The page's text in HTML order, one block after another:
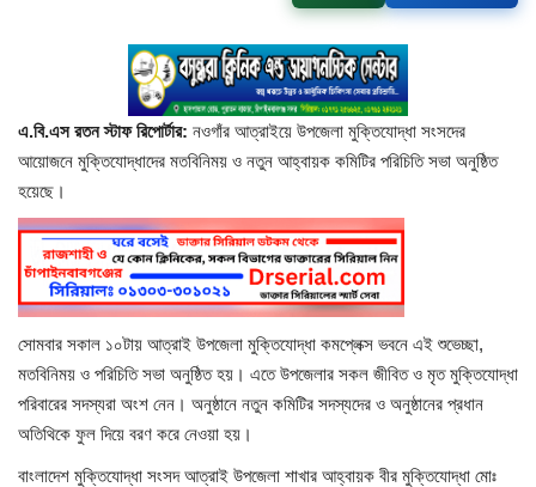
গোমস্তাপুর
নওগাঁ
রংপুর
চট্টগ্রাম
এ.বি.এস রতন স্টাফ রিপোর্টার: নওগাঁর আত্রাইয়ে উপজেলা মুক্তিযোদ্ধা সংসদের
আয়োজনে মুক্তিযোদ্ধাদের মতবিনিময় ও নতুন আহ্বায়ক কমিটির পরিচিতি সভা অনুষ্ঠিত
হয়েছে।
সোমবার সকাল ১০টায় আত্রাই উপজেলা মুক্তিযোদ্ধা কমপ্লেক্স ভবনে এই শুভেচ্ছা,
মতবিনিময় ও পরিচিতি সভা অনুষ্ঠিত হয়। এতে উপজেলার সকল জীবিত ও মৃত মুক্তিযোদ্ধা
পরিবারের সদস্যরা অংশ নেন। অনুষ্ঠানে নতুন কমিটির সদস্যদের ও অনুষ্ঠানের প্রধান
অতিথিকে ফুল দিয়ে বরণ করে নেওয়া হয়।
বাংলাদেশ মুক্তিযোদ্ধা সংসদ আত্রাই উপজেলা শাখার আহ্বায়ক বীর মুক্তিযোদ্ধা মোঃ